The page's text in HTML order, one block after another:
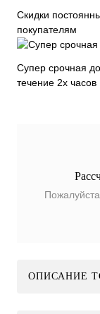
Скидки
покупателям
Супер срочная
течение 2х часов
ОПИСАНИЕ